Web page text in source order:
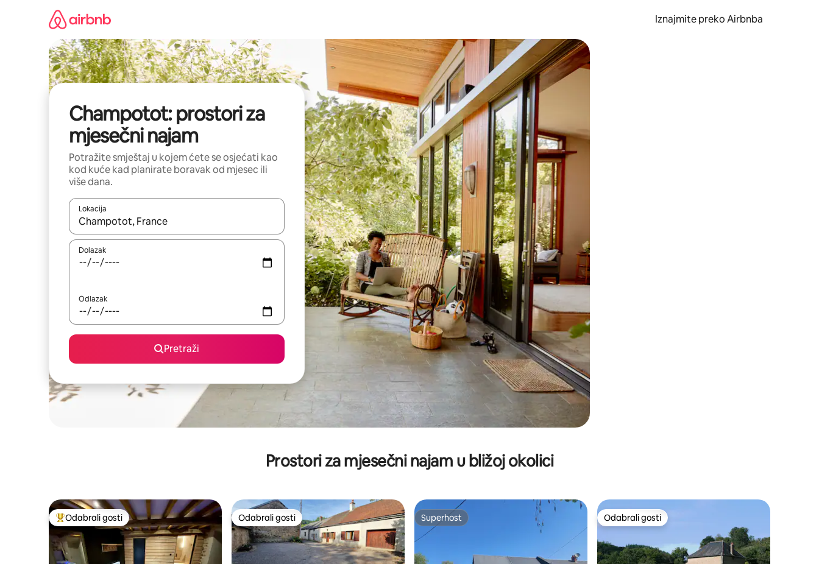
Iznajmite preko Airbnba
Champotot: prostori za
mjesečni najam
Potražite smještaj u kojem ćete se osjećati kao
kod kuće kad planirate boravak od mjesec ili
više dana.
Lokacija
Kada budu dostupni rezultati, moći ćete ih pregledati koristeći se strelicama prema gore i prema dolje, kao i dodirom ili prelaskom prstom po zaslonu.
Dolazak
Odlazak
Pretraži
Prostori za mjesečni najam u bližoj okolici
Među najviše rangiranima s oznakom „Odabrali gosti”
Odabrali gosti Odabrali gosti
Odabrali gosti Superhost
Superhost Odabrali gosti
Odabrali gosti